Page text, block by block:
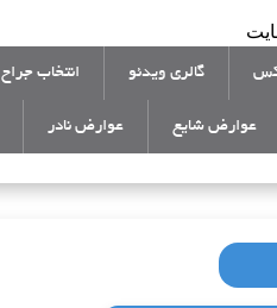
گالری ویدئو انتخاب جراح
عوارض شایع عوارض نادر